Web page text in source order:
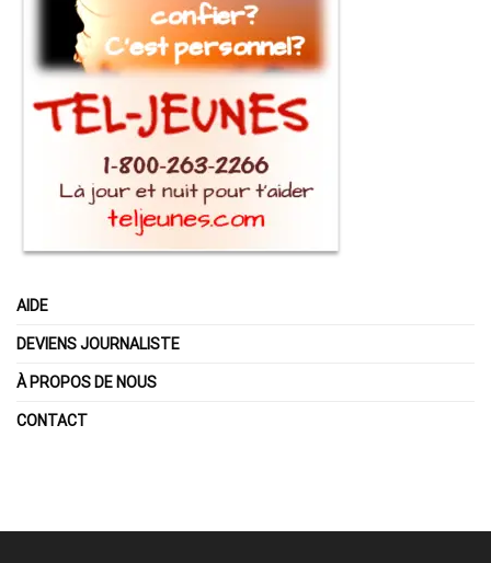
AIDE
DEVIENS JOURNALISTE
À PROPOS DE NOUS
CONTACT